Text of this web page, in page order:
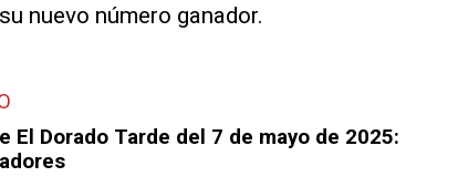
nuevo número ganador.
El Dorado Tarde del 7 de mayo de 2025: